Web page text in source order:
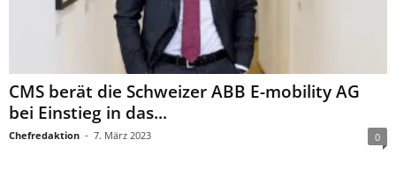
CMS berät die Schweizer ABB E-mobility AG
bei Einstieg in das...
Chefredaktion - 7. März 2023 0